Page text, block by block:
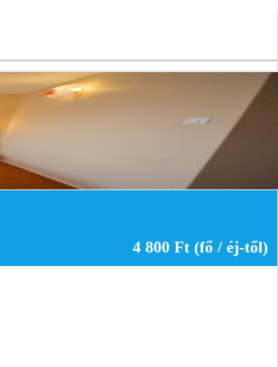
4 800 Ft (fő / éj-től)